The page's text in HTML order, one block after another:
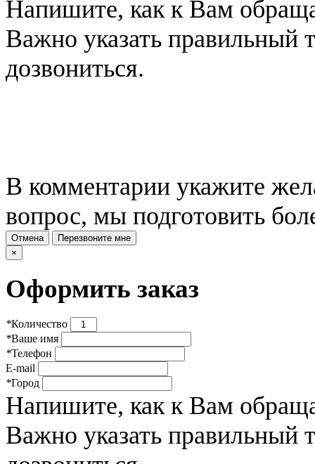
Напишите, как к Вам
Важно указать
дозвониться.
В комментарии укажите
вопрос, мы подготовить
Отмена
Перезвоните мне
×
Оформить заказ
*Количество
*Ваше имя
*Телефон
E-mail
*Город
Напишите, как к Вам
Важно указать